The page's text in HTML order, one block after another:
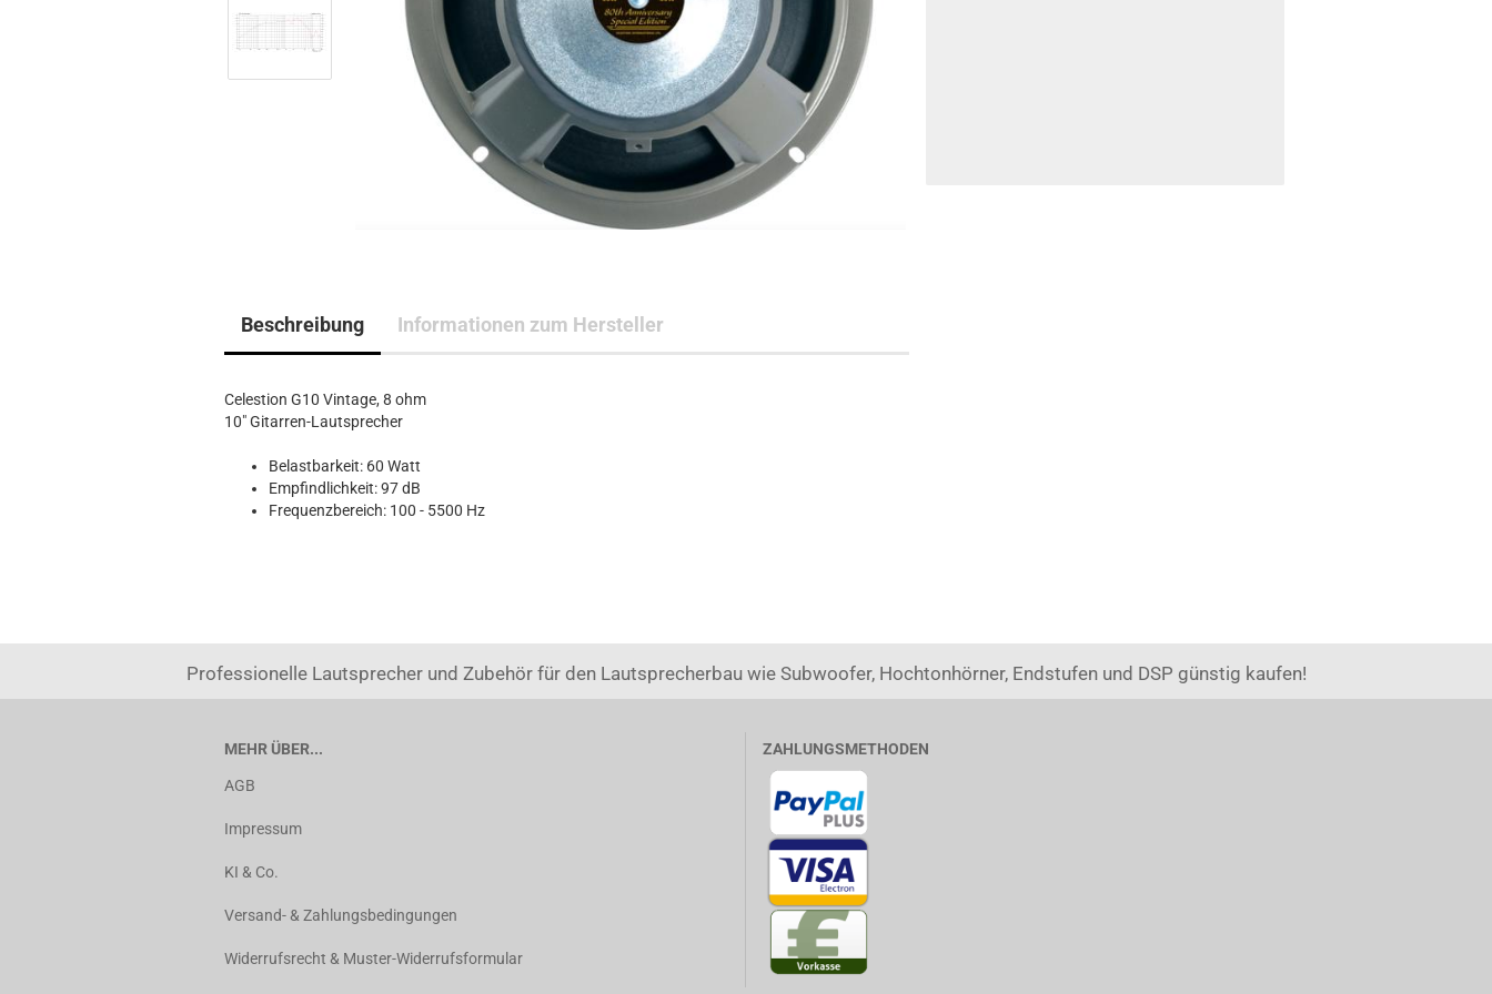
Beschreibung Informationen zum Hersteller
Celestion G10 Vintage, 8 ohm
10" Gitarren-Lautsprecher
Belastbarkeit: 60 Watt
Empfindlichkeit: 97 dB
Frequenzbereich: 100 - 5500 Hz
Professionelle Lautsprecher und Zubehör für den Lautsprecherbau wie Subwoofer, Hochtonhörner, Endstufen und DSP günstig kaufen!
MEHR ÜBER...
AGB
Impressum
KI & Co.
Versand- & Zahlungsbedingungen
Widerrufsrecht & Muster-Widerrufsformular
ZAHLUNGSMETHODEN